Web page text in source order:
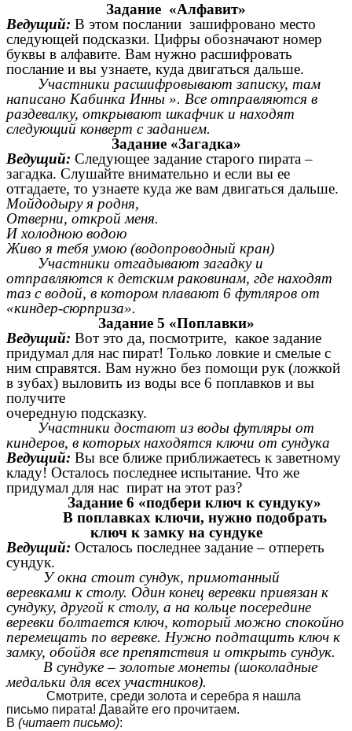
Задание «Алфавит»
Ведущий: В этом послании зашифровано место
следующей подсказки. Цифры обозначают номер
буквы в алфавите. Вам нужно расшифровать
послание и вы узнаете, куда двигаться дальше.
Участники расшифровывают записку, там
написано Кабинка Инны ». Все отправляются в
раздевалку, открывают шкафчик и находят
следующий конверт с заданием.
Задание «Загадка»
Ведущий: Следующее задание старого пирата –
загадка. Слушайте внимательно и если вы ее
отгадаете, то узнаете куда же вам двигаться дальше.
Мойдодыру я родня,
Отверни, открой меня.
И холодною водою
Живо я тебя умою (водопроводный кран)
Участники отгадывают загадку и
отправляются к детским раковинам, где находят
таз с водой, в котором плавают 6 футляров от
«киндер-сюрприза».
Задание 5 «Поплавки»
Ведущий: Вот это да, посмотрите, какое задание
придумал для нас пират! Только ловкие и смелые с
ним справятся. Вам нужно без помощи рук (ложкой
в зубах) выловить из воды все 6 поплавков и вы
получите
очередную подсказку.
Участники достают из воды футляры от
киндеров, в которых находятся ключи от сундука
Ведущий: Вы все ближе приближаетесь к заветному
кладу! Осталось последнее испытание. Что же
придумал для нас пират на этот раз?
Задание 6 «подбери ключ к сундуку»
В поплавках ключи, нужно подобрать
ключ к замку на сундуке
Ведущий: Осталось последнее задание – отпереть
сундук.
У окна стоит сундук, примотанный
веревками к столу. Один конец веревки привязан к
сундуку, другой к столу, а на кольце посередине
веревки болтается ключ, который можно спокойно
перемещать по веревке. Нужно подтащить ключ к
замку, обойдя все препятствия и открыть сундук.
В сундуке – золотые монеты (шоколадные
медальки для всех участников).
Смотрите, среди золота и серебра я нашла
письмо пирата! Давайте его прочитаем.
В (читает письмо):